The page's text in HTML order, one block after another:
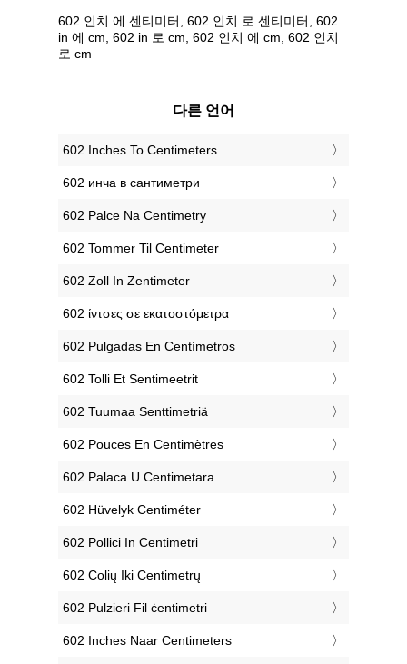
602 인치 에 센티미터, 602 인치 로 센티미터, 602
in 에 cm, 602 in 로 cm, 602 인치 에 cm, 602 인치
로 cm
다른 언어
‎602 Inches To Centimeters
‎602 инча в сантиметри
‎602 Palce Na Centimetry
‎602 Tommer Til Centimeter
‎602 Zoll In Zentimeter
‎602 ίντσες σε εκατοστόμετρα
‎602 Pulgadas En Centímetros
‎602 Tolli Et Sentimeetrit
‎602 Tuumaa Senttimetriä
‎602 Pouces En Centimètres
‎602 Palaca U Centimetara
‎602 Hüvelyk Centiméter
‎602 Pollici In Centimetri
‎602 Colių Iki Centimetrų
‎602 Pulzieri Fil ċentimetri
‎602 Inches Naar Centimeters